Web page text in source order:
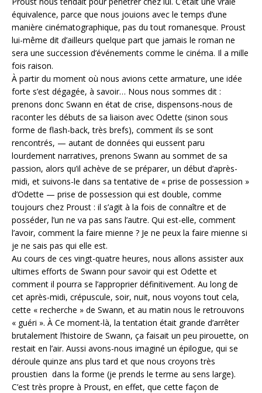
équivalence, parce que nous jouions avec le temps d’une
manière cinématographique, pas du tout romanesque. Proust
lui-même dit d’ailleurs quelque part que jamais le roman ne
sera une succession d’événements comme le cinéma. Il a mille
fois raison.
À partir du moment où nous avions cette armature, une idée
forte s’est dégagée, à savoir… Nous nous sommes dit :
prenons donc Swann en état de crise, dispensons-nous de
raconter les débuts de sa liaison avec Odette (sinon sous
forme de flash-back, très brefs), comment ils se sont
rencontrés, — autant de données qui eussent paru
lourdement narratives, prenons Swann au sommet de sa
passion, alors qu’il achève de se préparer, un début d’après-
midi, et suivons-le dans sa tentative de « prise de possession »
d’Odette — prise de possession qui est double, comme
toujours chez Proust : il s’agit à la fois de connaître et de
posséder, l’un ne va pas sans l’autre. Qui est-elle, comment
l’avoir, comment la faire mienne ? Je ne peux la faire mienne si
je ne sais pas qui elle est.
Au cours de ces vingt-quatre heures, nous allons assister aux
ultimes efforts de Swann pour savoir qui est Odette et
comment il pourra se l’approprier définitivement. Au long de
cet après-midi, crépuscule, soir, nuit, nous voyons tout cela,
cette « recherche » de Swann, et au matin nous le retrouvons
« guéri ». À Ce moment-là, la tentation était grande d’arrêter
brutalement l’histoire de Swann, ça faisait un peu pirouette, on
restait en l’air. Aussi avons-nous imaginé un épilogue, qui se
déroule quinze ans plus tard et que nous croyons très
proustien dans la forme (je prends le terme au sens large).
C’est très propre à Proust, en effet, que cette façon de